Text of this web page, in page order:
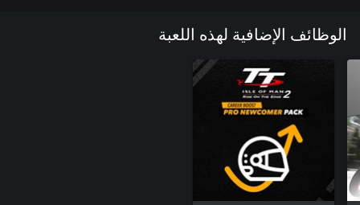
الوظائف الإضافية لهذه اللعبة